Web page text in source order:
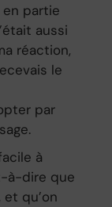
partie
aussi
réaction,
le
par
à
à-dire que
qu’on